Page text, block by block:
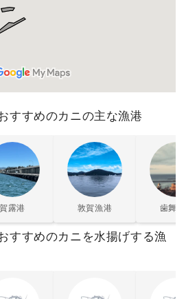
すすめのカニの主な漁港
賀露港 敦賀漁港 歯舞
すすめのカニを水揚げする漁